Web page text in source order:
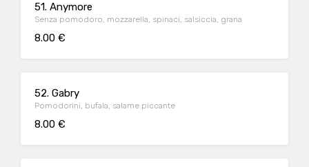
51. Anymore
Senza pomodoro, mozzarella, spinaci, salsiccia, grana
8.00 €
52. Gabry
Pomodorini, bufala, salame piccante
8.00 €